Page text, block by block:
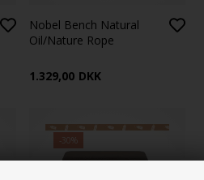
Nobel Bench Natural
Oil/Nature Rope
1.329,00 DKK
-30%